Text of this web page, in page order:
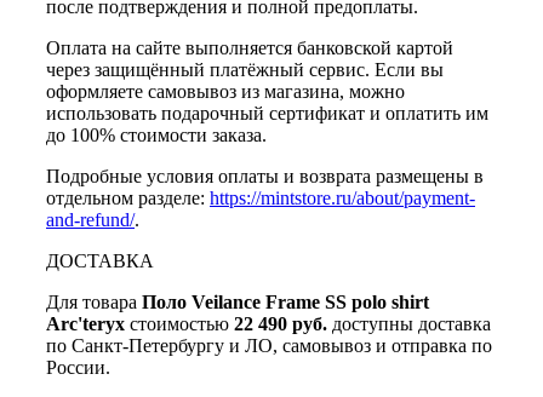
после подтверждения и полной предоплаты.
Оплата на сайте выполняется банковской картой
через защищённый платёжный сервис. Если вы
оформляете самовывоз из магазина, можно
использовать подарочный сертификат и оплатить им
до 100% стоимости заказа.
Подробные условия оплаты и возврата размещены в
отдельном разделе: https://mintstore.ru/about/payment-
and-refund/.
ДОСТАВКА
Для товара Поло Veilance Frame SS polo shirt
Arc'teryx стоимостью 22 490 руб. доступны доставка
по Санкт-Петербургу и ЛО, самовывоз и отправка по
России.